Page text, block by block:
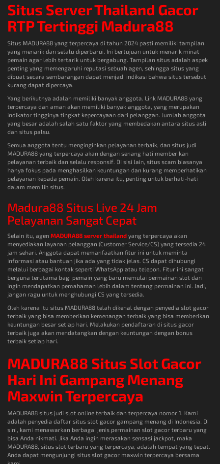
Situs Server Thailand Gacor
RTP Tertinggi Madura88
Situs MADURA88 yang terpercaya di tahun 2024 pasti memiliki tampilan
yang menarik dan selalu diperbarui. Ini bertujuan untuk menarik minat
pemain agar lebih tertarik untuk bergabung. Tampilan situs adalah aspek
penting yang memengaruhi reputasi sebuah agen, sehingga situs yang
dibuat secara sembarangan dapat menjadi indikasi bahwa situs tersebut
kurang dapat dipercaya.
Yang berikutnya adalah memiliki banyak anggota. Link MADURA88 yang
terpercaya dan aman akan memiliki banyak anggota, yang merupakan
indikator tingginya tingkat kepercayaan dari pelanggan. Jumlah anggota
yang besar adalah salah satu faktor yang membedakan antara situs asli
dan situs palsu.
Semua anggota tentu menginginkan pelayanan terbaik, dan situs judi
MADURA88 yang terpercaya akan dengan senang hati memberikan
pelayanan terbaik dan selalu responsif. Di sisi lain, situs scam biasanya
hanya fokus pada menghasilkan keuntungan dan kurang memperhatikan
pelayanan kepada pemain. Oleh karena itu, penting untuk berhati-hati
dalam memilih situs.
Madura88 Situs Live 24 Jam
Pelayanan Sangat Cepat
Selain itu, agen MADURA88 server thailand yang terpercaya akan
menyediakan layanan pelanggan (Customer Service/CS) yang tersedia 24
jam sehari. Anggota dapat memanfaatkan fitur ini untuk meminta
informasi atau bantuan jika ada yang tidak jelas. CS dapat dihubungi
melalui berbagai kontak seperti WhatsApp atau telepon. Fitur ini sangat
berguna terutama bagi pemain yang baru memulai permainan slot dan
ingin mendapatkan pemahaman lebih dalam tentang permainan ini. Jadi,
jangan ragu untuk menghubungi CS yang tersedia.
Oleh karena itu situs MADURA88 telah dikenal dengan penyedia slot gacor
terbaik yang bisa memberikan kemenangan terbaik yang bisa memberikan
keuntungan besar setiap hari. Melakukan pendaftaran di situs gacor
terbaik juga akan mendatangkan dengan keuntungan dengan bonus
terbaik setiap hari.
MADURA88 Situs Slot Gacor
Hari Ini Gampang Menang
Maxwin Terpercaya
MADURA88 situs judi slot online terbaik dan terpercaya nomor 1. Kami
adalah penyedia daftar situs slot gacor gampang menang di Indonesia. Di
sini, kami menawarkan berbagai jenis permainan slot gacor terbaru yang
bisa Anda nikmati. Jika Anda ingin merasakan sensasi jackpot, maka
MADURA88, situs slot terbaru yang terpercaya, adalah tempat yang tepat.
Anda dapat mengunjungi situs slot gacor maxwin terpercaya bersama